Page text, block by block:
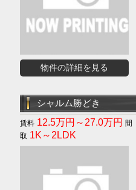
物件の詳細を見る
シャルム勝どき
12.5万円～27.0万円
1K～2LDK